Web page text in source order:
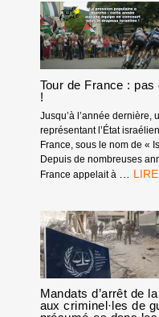
Tour de France : pas
!
Jusqu’à l’année dernière,
représentant l’État
France, sous le nom de «
Depuis de nombreuses
France appelait à … TOUR
:
PAS
!
Mandats d’arrêt de
aux criminel·les de